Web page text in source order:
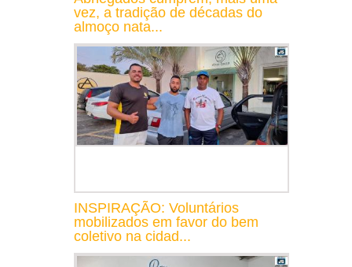
vez, a tradição de décadas do
almoço nata...
INSPIRAÇÃO: Voluntários
mobilizados em favor do bem
coletivo na cidad...